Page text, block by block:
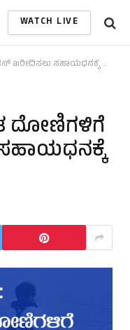
WATCH LIVE
ಸಹಾಯಧನಕ್ಕೆ ಅರ್ಜಿ ಆಹ್ವಾನ
ದೋಣಿಗಳಿಗೆ